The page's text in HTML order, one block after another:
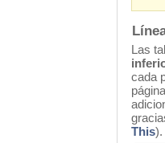
Las
cada
This).